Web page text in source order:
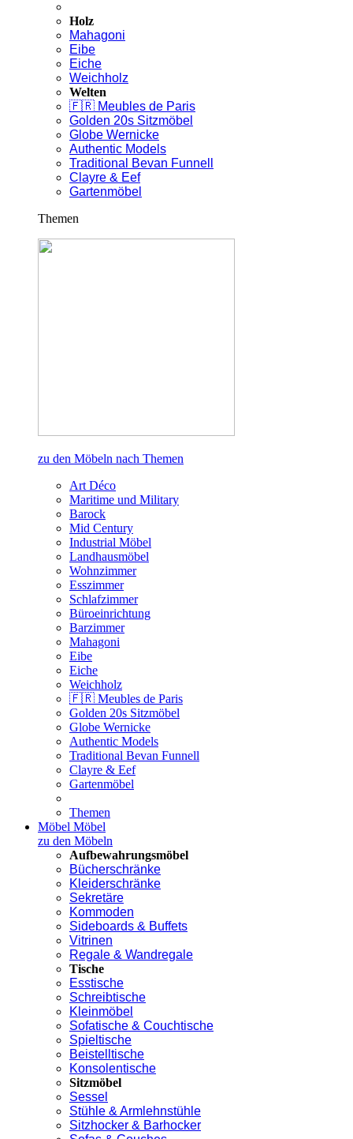
Holz
Mahagoni
Eibe
Eiche
Weichholz
Welten
🇫🇷 Meubles de Paris
Golden 20s Sitzmöbel
Globe Wernicke
Authentic Models
Traditional Bevan Funnell
Clayre & Eef
Gartenmöbel
Themen
zu den Möbeln nach Themen
Art Déco
Maritime und Military
Barock
Mid Century
Industrial Möbel
Landhausmöbel
Wohnzimmer
Esszimmer
Schlafzimmer
Büroeinrichtung
Barzimmer
Mahagoni
Eibe
Eiche
Weichholz
🇫🇷 Meubles de Paris
Golden 20s Sitzmöbel
Globe Wernicke
Authentic Models
Traditional Bevan Funnell
Clayre & Eef
Gartenmöbel
Themen
Möbel Möbel
zu den Möbeln
Aufbewahrungsmöbel
Bücherschränke
Kleiderschränke
Sekretäre
Kommoden
Sideboards & Buffets
Vitrinen
Regale & Wandregale
Tische
Esstische
Schreibtische
Kleinmöbel
Sofatische & Couchtische
Spieltische
Beistelltische
Konsolentische
Sitzmöbel
Sessel
Stühle & Armlehnstühle
Sitzhocker & Barhocker